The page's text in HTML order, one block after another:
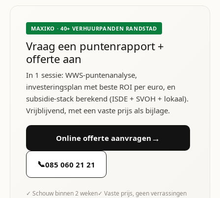
MAXIKO · 40+ VERHUURPANDEN RANDSTAD
Vraag een puntenrapport +
offerte aan
In 1 sessie: WWS-puntenanalyse,
investeringsplan met beste ROI per euro, en
subsidie-stack berekend (ISDE + SVOH + lokaal).
Vrijblijvend, met een vaste prijs als bijlage.
Online offerte aanvragen →
📞085 060 21 21
✓ Schouw binnen 2 weken✓ Vaste prijs, geen verrassingen